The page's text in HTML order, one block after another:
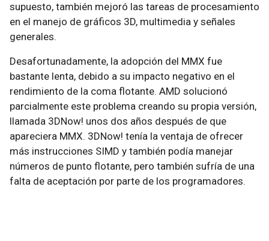
supuesto, también mejoró las tareas de procesamiento
en el manejo de gráficos 3D, multimedia y señales
generales.
Desafortunadamente, la adopción del MMX fue
bastante lenta, debido a su impacto negativo en el
rendimiento de la coma flotante. AMD solucionó
parcialmente este problema creando su propia versión,
llamada 3DNow! unos dos años después de que
apareciera MMX. 3DNow! tenía la ventaja de ofrecer
más instrucciones SIMD y también podía manejar
números de punto flotante, pero también sufría de una
falta de aceptación por parte de los programadores.